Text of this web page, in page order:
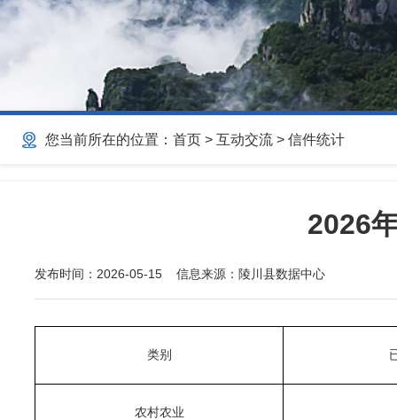
您当前所在的位置： 首页 > 互动交流 > 信件统计
2026
发布时间： 2026-05-15 信息来源： 陵川县数据中心
类别
农村农业